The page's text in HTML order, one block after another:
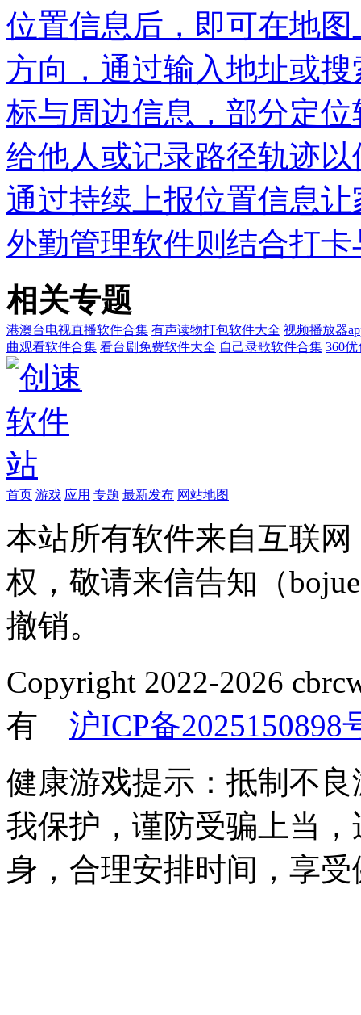
位置信息后，即可在地
方向，通过输入地址或
标与周边信息，部分定
给他人或记录路径轨迹
通过持续上报位置信息
外勤管理软件则结合打
相关专题
港澳台电视直播软件合集 有声读物打包软件大全 视频播放器
曲观看软件合集 看台剧免费软件大全 自己录歌软件合集 360
首页 游戏 应用 专题 最新发布 网站地图
本站所有软件来自互联
权，敬请来信告知（
撤销。
Copyright 2022-2026
有 沪ICP备2025150898
健康游戏提示：抵制不
我保护，谨防受骗上当
身，合理安排时间，享